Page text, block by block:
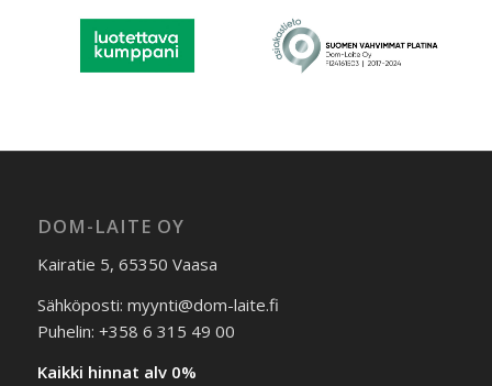
DOM-LAITE OY
Kairatie 5, 65350 Vaasa
Sähköposti: myynti@dom-laite.fi
Puhelin: +358 6 315 49 00
Kaikki hinnat alv 0%